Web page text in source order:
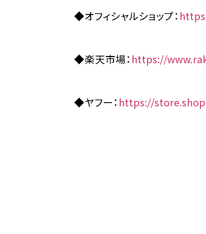
◆オフィシャルショップ：
◆楽天市場： https://
◆ヤフー： https://